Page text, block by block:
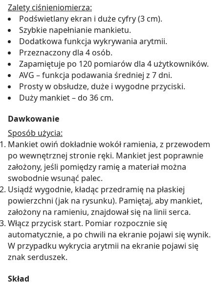
Zalety ciśnieniomierza:
Podświetlany ekran i duże cyfry (3 cm).
Szybkie napełnianie mankietu.
Dodatkowa funkcja wykrywania arytmii.
Przeznaczony dla 4 osób.
Zapamiętuje po 120 pomiarów dla 4 użytkowników.
AVG – funkcja podawania średniej z 7 dni.
Prosty w obsłudze, duże i wygodne przyciski.
Duży mankiet – do 36 cm.
Dawkowanie
Sposób użycia:
Mankiet owiń dokładnie wokół ramienia, z przewodem
po wewnętrznej stronie ręki. Mankiet jest poprawnie
założony, jeśli pomiędzy ramię a materiał można
swobodnie wsunąć palec.
Usiądź wygodnie, kładąc przedramię na płaskiej
powierzchni (jak na rysunku). Pamiętaj, aby mankiet,
założony na ramieniu, znajdował się na linii serca.
Włącz przycisk start. Pomiar rozpocznie się
automatycznie, a po chwili na ekranie pojawi się wynik.
W przypadku wykrycia arytmii na ekranie pojawi się
znak serduszek.
Skład